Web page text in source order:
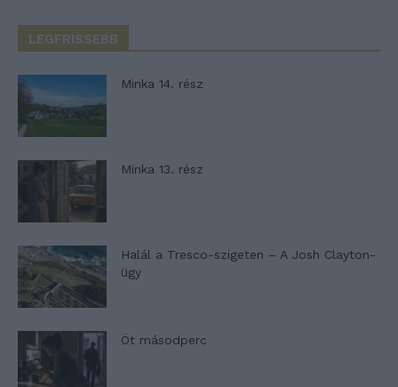
LEGFRISSEBB
Minka 14. rész
Minka 13. rész
Halál a Tresco-szigeten – A Josh Clayton-
ügy
Öt másodperc